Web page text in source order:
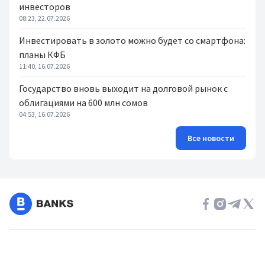
инвесторов
08:23, 22.07.2026
Инвестировать в золото можно будет со смартфона:
планы КФБ
11:40, 16.07.2026
Государство вновь выходит на долговой рынок с
облигациями на 600 млн сомов
04:53, 16.07.2026
Все новости